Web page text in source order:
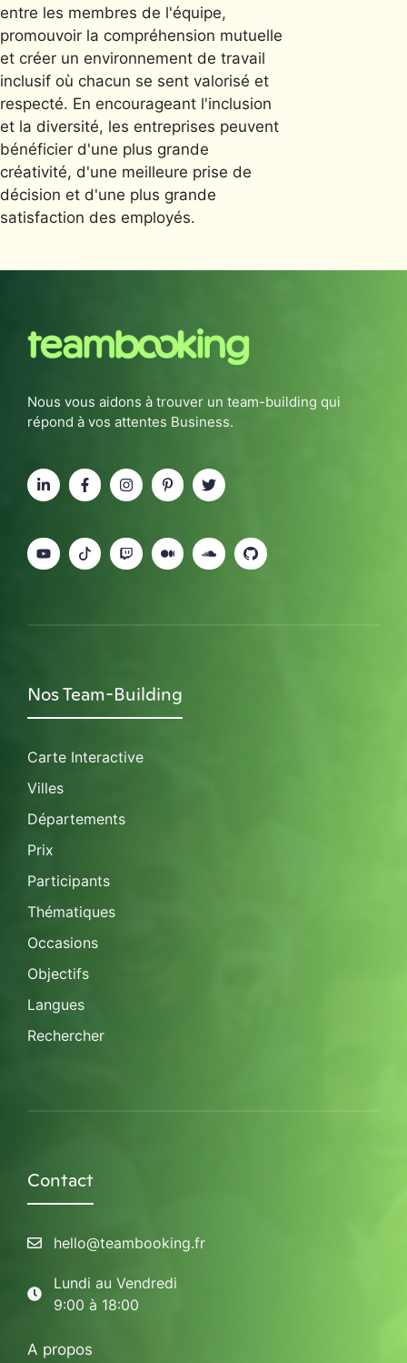
entre les membres de l'équipe,
promouvoir la compréhension mutuelle
et créer un environnement de travail
inclusif où chacun se sent valorisé et
respecté. En encourageant l'inclusion
et la diversité, les entreprises peuvent
bénéficier d'une plus grande
créativité, d'une meilleure prise de
décision et d'une plus grande
satisfaction des employés.
Nous vous aidons à trouver un team-building qui
répond à vos attentes Business.
Nos Team-Building
Carte Interactive
Villes
Départements
Prix
Participants
Thématiques
Occasions
Objectifs
Langues
Rechercher
Contact
hello@teambooking.fr
Lundi au Vendredi
9:00 à 18:00
A propos